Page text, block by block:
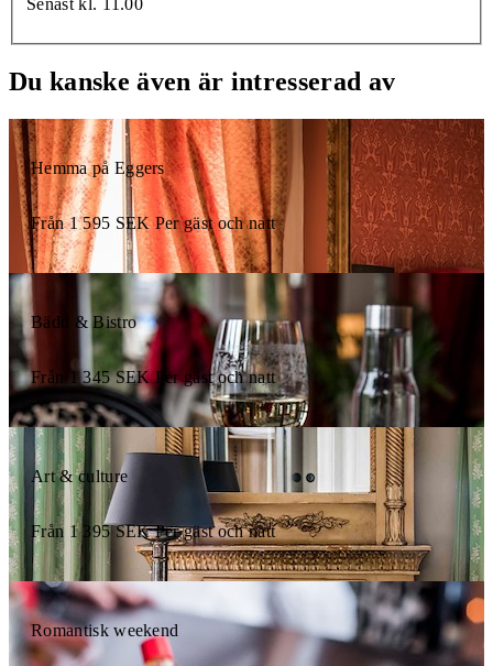
Senast kl. 11.00
Du kanske även är intresserad av
Hemma på Eggers
Från 1 595 SEK Per gäst och natt
Bädd & Bistro
Från 1 345 SEK Per gäst och natt
Art & culture
Från 1 395 SEK Per gäst och natt
Romantisk weekend